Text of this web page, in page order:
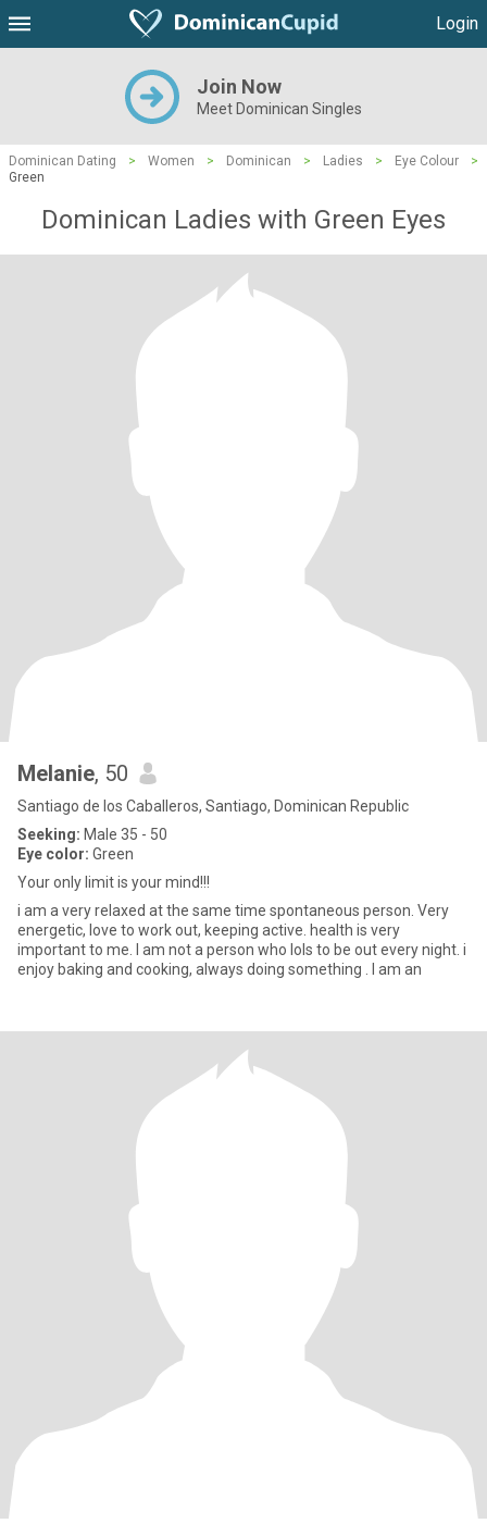
Login
Join Now
Meet Dominican Singles
Dominican Dating > Women > Dominican > Ladies > Eye Colour
>
Green
Dominican Ladies with Green Eyes
Melanie, 50
Santiago de los Caballeros, Santiago, Dominican Republic
Seeking: Male 35 - 50
Eye color: Green
Your only limit is your mind!!!
i am a very relaxed at the same time spontaneous person. Very
energetic, love to work out, keeping active. health is very
important to me. I am not a person who lols to be out every night. i
enjoy baking and cooking, always doing something . I am an